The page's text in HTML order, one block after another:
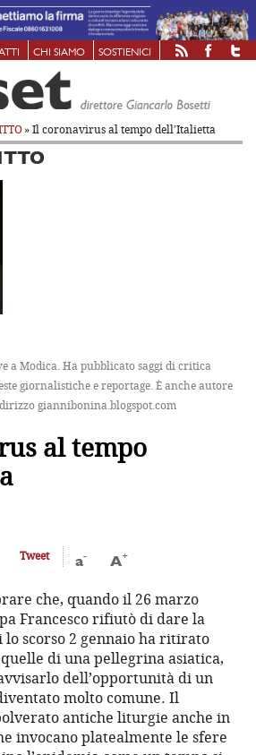
CHI SIAMO SOSTIENICI
» Il coronavirus al tempo dell’Italietta
a Modica. Ha pubblicato saggi di critica
giornalistiche e reportage. È anche autore
giannibonina.blogspot.com
al tempo
Tweet a- A+
che, quando il 26 marzo
Francesco rifiutò di dare la
lo scorso 2 gennaio ha ritirato
di una pellegrina asiatica,
dell’opportunità di un
molto comune. Il
antiche liturgie anche in
invocano platealmente le sfere